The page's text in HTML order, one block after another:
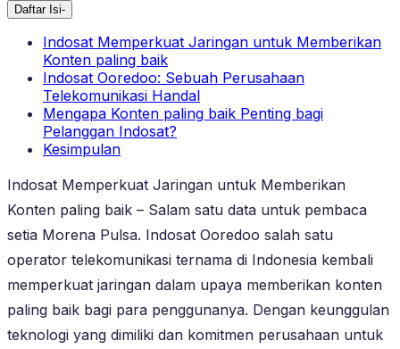
Daftar Isi-
Indosat Memperkuat Jaringan untuk Memberikan
Konten paling baik
Indosat Ooredoo: Sebuah Perusahaan
Telekomunikasi Handal
Mengapa Konten paling baik Penting bagi
Pelanggan Indosat?
Kesimpulan
Indosat Memperkuat Jaringan untuk Memberikan
Konten paling baik – Salam satu data untuk pembaca
setia Morena Pulsa. Indosat Ooredoo salah satu
operator telekomunikasi ternama di Indonesia kembali
memperkuat jaringan dalam upaya memberikan konten
paling baik bagi para penggunanya. Dengan keunggulan
teknologi yang dimiliki dan komitmen perusahaan untuk